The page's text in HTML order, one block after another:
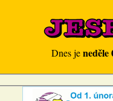
Dnes jeneděle